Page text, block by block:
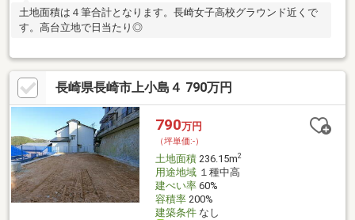
土地面積は４筆合計となります。長崎女子高校グラウンド近くで
す。高台立地で日当たり◎
長崎県長崎市上小島４ 790万円
790万円
（坪単価:-）
土地面積236.15m2
用途地域１種中高
建ぺい率60%
容積率200%
建築条件なし